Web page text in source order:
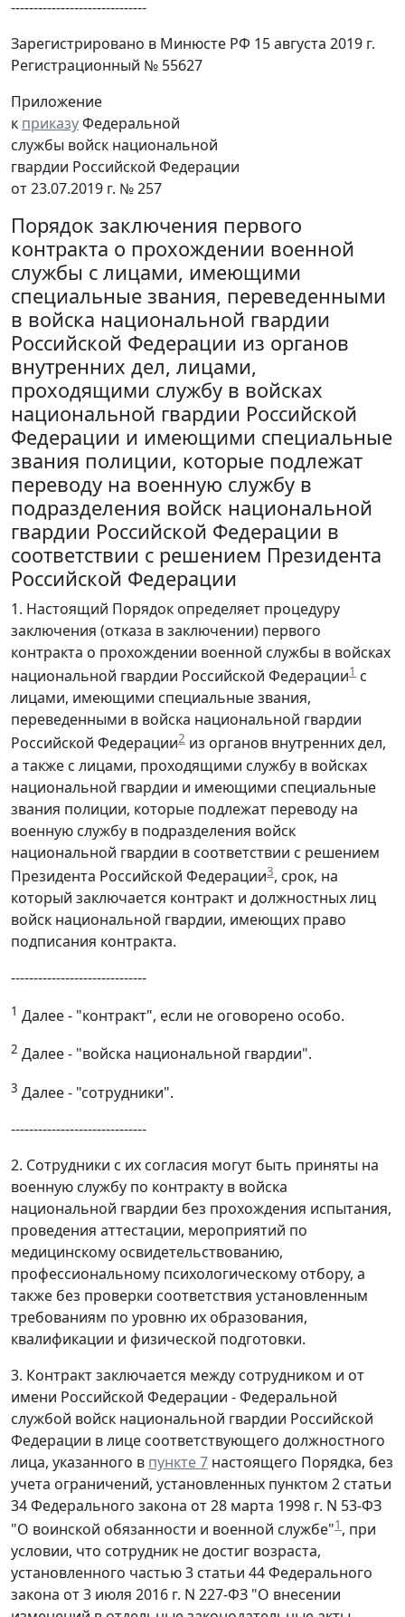
------------------------------
Зарегистрировано в Минюсте РФ 15 августа 2019 г.
Регистрационный № 55627
Приложение
к приказуФедеральной
службы войск национальной
гвардии Российской Федерации
от 23.07.2019 г. № 257
Порядок заключения первого
контракта о прохождении военной
службы с лицами, имеющими
специальные звания, переведенными
в войска национальной гвардии
Российской Федерации из органов
внутренних дел, лицами,
проходящими службу в войсках
национальной гвардии Российской
Федерации и имеющими специальные
звания полиции, которые подлежат
переводу на военную службу в
подразделения войск национальной
гвардии Российской Федерации в
соответствии с решением Президента
Российской Федерации
1. Настоящий Порядок определяет процедуру
заключения (отказа в заключении) первого
контракта о прохождении военной службы в войсках
национальной гвардии Российской Федерации1 с
лицами, имеющими специальные звания,
переведенными в войска национальной гвардии
Российской Федерации2 из органов внутренних дел,
а также с лицами, проходящими службу в войсках
национальной гвардии и имеющими специальные
звания полиции, которые подлежат переводу на
военную службу в подразделения войск
национальной гвардии в соответствии с решением
Президента Российской Федерации3, срок, на
который заключается контракт и должностных лиц
войск национальной гвардии, имеющих право
подписания контракта.
------------------------------
1 Далее - "контракт", если не оговорено особо.
2 Далее - "войска национальной гвардии".
3 Далее - "сотрудники".
------------------------------
2. Сотрудники с их согласия могут быть приняты на
военную службу по контракту в войска
национальной гвардии без прохождения испытания,
проведения аттестации, мероприятий по
медицинскому освидетельствованию,
профессиональному психологическому отбору, а
также без проверки соответствия установленным
требованиям по уровню их образования,
квалификации и физической подготовки.
3. Контракт заключается между сотрудником и от
имени Российской Федерации - Федеральной
службой войск национальной гвардии Российской
Федерации в лице соответствующего должностного
лица, указанного в пункте 7 настоящего Порядка, без
учета ограничений, установленных пунктом 2 статьи
34 Федерального закона от 28 марта 1998 г. N 53-ФЗ
"О воинской обязанности и военной службе"1 , при
условии, что сотрудник не достиг возраста,
установленного частью 3 статьи 44 Федерального
закона от 3 июля 2016 г. N 227-ФЗ "О внесении